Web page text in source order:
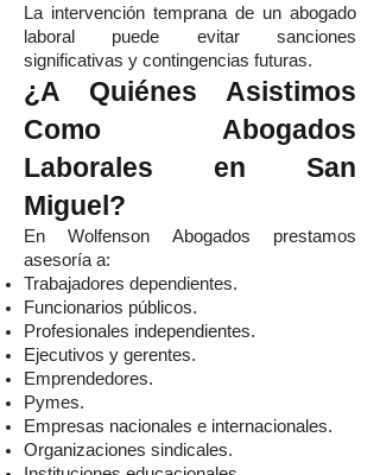
La intervención temprana de un abogado
laboral puede evitar sanciones
significativas y contingencias futuras.
¿A Quiénes Asistimos
Como Abogados
Laborales en San
Miguel?
En Wolfenson Abogados prestamos
asesoría a:
Trabajadores dependientes.
Funcionarios públicos.
Profesionales independientes.
Ejecutivos y gerentes.
Emprendedores.
Pymes.
Empresas nacionales e internacionales.
Organizaciones sindicales.